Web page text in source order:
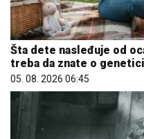
Šta dete nasleđuje od
treba da znate o genetici
05. 08. 2026 06:45